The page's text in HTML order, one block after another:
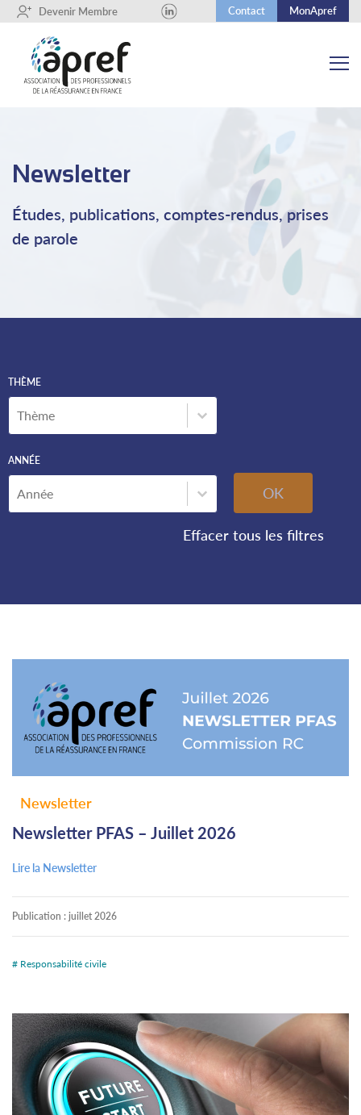
+ Devenir Membre Contact MonApref
Newsletter
Études, publications, comptes-rendus, prises
de parole
THÈME
Thème
Thème
ANNÉE
Année
Année OK
Effacer tous les filtres
Newsletter
Newsletter PFAS – Juillet 2026
Lire la Newsletter
Publication : juillet 2026
# Responsabilité civile